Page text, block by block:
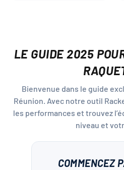
LE GUIDE 2025
Bienvenue dans le guide
Réunion. Avec notre outil
les performances et trouvez
niveau et
COMMENCEZ